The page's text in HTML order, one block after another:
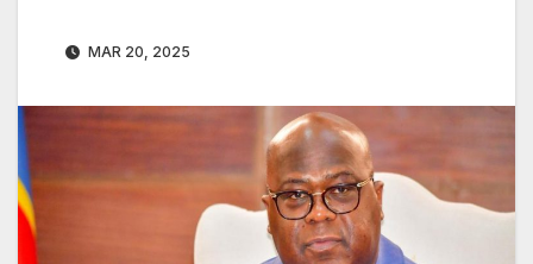
MAR 20, 2025